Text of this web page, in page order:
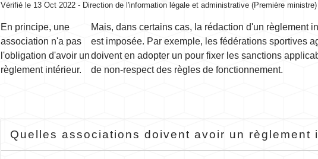
Vérifié le 13 Oct 2022 - Direction de l'information légale et administrative (Première ministre)
En principe, une
association n'a pas
l'obligation d'avoir un
règlement intérieur.
Mais, dans certains cas, la rédaction d'un règlement
est imposée. Par exemple, les fédérations sportives
doivent en adopter un pour fixer les sanctions
de non-respect des règles de fonctionnement.
Quelles associations doivent avoir un règlement